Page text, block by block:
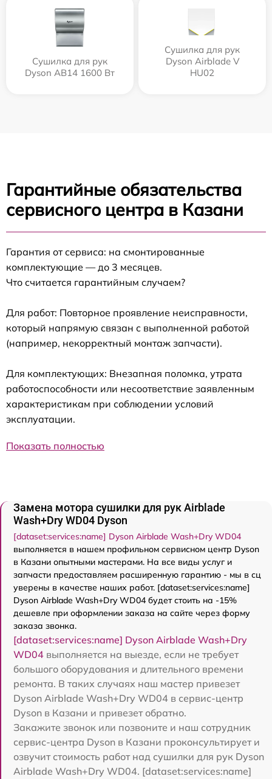
Сушилка для рук
Dyson AB14 1600 Вт
Сушилка для рук
Dyson Airblade V
HU02
Гарантийные обязательства
сервисного центра в Казани
Гарантия от сервиса: на смонтированные
комплектующие — до 3 месяцев.
Что считается гарантийным случаем?
Для работ: Повторное проявление неисправности,
который напрямую связан с выполненной работой
(например, некорректный монтаж запчасти).
Для комплектующих: Внезапная поломка, утрата
работоспособности или несоответствие заявленным
характеристикам при соблюдении условий
эксплуатации.
Показать полностью
Замена мотора сушилки для рук Airblade
Wash+Dry WD04 Dyson
[dataset:services:name] Dyson Airblade Wash+Dry WD04
выполняется в нашем профильном сервисном центр Dyson
в Казани опытными мастерами. На все виды услуг и
запчасти предоставляем расширенную гарантию - мы в сц
уверены в качестве наших работ. [dataset:services:name]
Dyson Airblade Wash+Dry WD04 будет стоить на -15%
дешевле при оформлении заказа на сайте через форму
заказа звонка.
[dataset:services:name] Dyson Airblade Wash+Dry
WD04 выполняется на выезде, если не требует
большого оборудования и длительного времени
ремонта. В таких случаях наш мастер привезет
Dyson Airblade Wash+Dry WD04 в сервис-центр
Dyson в Казани и привезет обратно.
Закажите звонок или позвоните и наш сотрудник
сервис-центра Dyson в Казани проконсультирует и
озвучит стоимость работ над сушилки для рук Dyson
Airblade Wash+Dry WD04. [dataset:services:name]